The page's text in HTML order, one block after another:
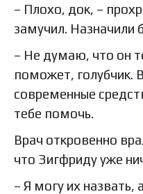
– Плохо, док, –
замучил. Назначили
– Не думаю, что он
поможет, голубчик.
современные
тебе помочь.
Врач откровенно
что Зигфриду уже
– Я могу их назвать,